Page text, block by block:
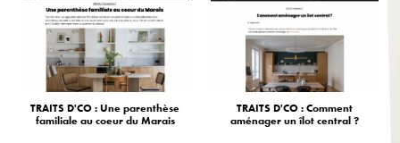
TRAITS D'CO : Une parenthèse
familiale au coeur du Marais
TRAITS D'CO : Comment
aménager un îlot central ?